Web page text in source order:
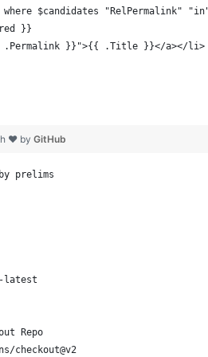
クスの時代」にはコンテンツの山
Julia移植したらMITの先生に指導
っていたNexus5を$40で修理した
参加した #pyconjp
ちでナンバーポータビリティ」使っ
スピーカーがPodcast聞くのにすご
v0.4.0-rc2に対応した
LT してはじめての Gem をライ
プレイリストを中心としたレコメン
きるようになりました
Casual Talks #3 (略称MLCT)やり
#juliaわからん という雑なレポジト
「水やり通信」を始めました
するやつをipython notebookから見
skypeとマイクの音を別トラックで録
$candidates "RelPermalink"
}}
}}">{{ .Title }}</a></li>
❤ by GitHub
prelims
latest
Repo
checkout@v2